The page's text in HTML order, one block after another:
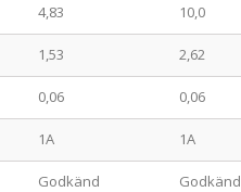
4,83 10,0
1,53 2,62
0,06 0,06
1A 1A
Godkänd Godkänd